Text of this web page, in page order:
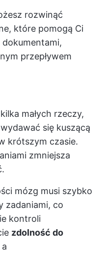
rozwinąć
które pomogą Ci
dokumentami,
przepływem
małych rzeczy,
się kuszącą
krótszym czasie.
zmniejsza
mózg musi szybko
zadaniami, co
kontroli
zdolność do
a